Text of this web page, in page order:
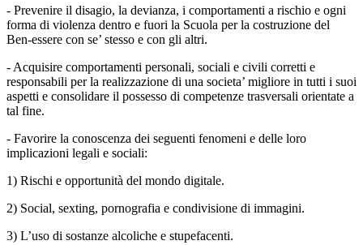
- Prevenire il disagio, la devianza, i comportamenti a rischio e ogni
forma di violenza dentro e fuori la Scuola per la costruzione del
Ben-essere con se’ stesso e con gli altri.
- Acquisire comportamenti personali, sociali e civili corretti e
responsabili per la realizzazione di una societa’ migliore in tutti i suoi
aspetti e consolidare il possesso di competenze trasversali orientate a
tal fine.
- Favorire la conoscenza dei seguenti fenomeni e delle loro
implicazioni legali e sociali:
1) Rischi e opportunità del mondo digitale.
2) Social, sexting, pornografia e condivisione di immagini.
3) L’uso di sostanze alcoliche e stupefacenti.